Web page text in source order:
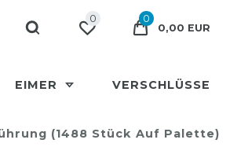
0
0
0,00 EUR
EIMER VERSCHLÜSSE
(1488 Stück Auf Palette)